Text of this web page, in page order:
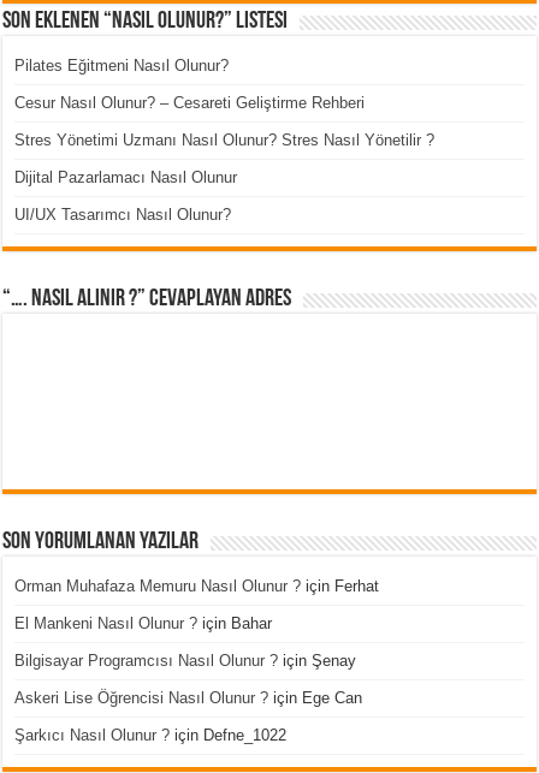
Son Eklenen “Nasıl Olunur?” Listesi
Pilates Eğitmeni Nasıl Olunur?
Cesur Nasıl Olunur? – Cesareti Geliştirme Rehberi
Stres Yönetimi Uzmanı Nasıl Olunur? Stres Nasıl Yönetilir ?
Dijital Pazarlamacı Nasıl Olunur
UI/UX Tasarımcı Nasıl Olunur?
“…. Nasıl Alınır ?” cevaplayan adres
Son Yorumlanan Yazılar
Orman Muhafaza Memuru Nasıl Olunur ? için Ferhat
El Mankeni Nasıl Olunur ? için Bahar
Bilgisayar Programcısı Nasıl Olunur ? içinŞenay
Askeri Lise Öğrencisi Nasıl Olunur ? için Ege Can
Şarkıcı Nasıl Olunur ? için Defne_1022